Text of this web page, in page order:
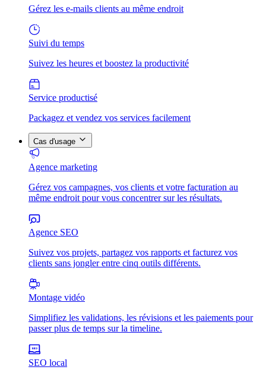
Gérez les e-mails clients au même endroit
Suivi du temps
Suivez les heures et boostez la productivité
Service productisé
Packagez et vendez vos services facilement
Cas d'usage
Agence marketing
Gérez vos campagnes, vos clients et votre facturation au
même endroit pour vous concentrer sur les résultats.
Agence SEO
Suivez vos projets, partagez vos rapports et facturez vos
clients sans jongler entre cinq outils différents.
Montage vidéo
Simplifiez les validations, les révisions et les paiements pour
passer plus de temps sur la timeline.
SEO local